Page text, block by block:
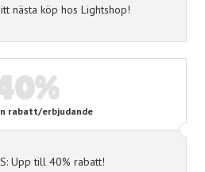
nästa köp hos Lightshop!
rabatt/erbjudande
Upp till 40% rabatt!